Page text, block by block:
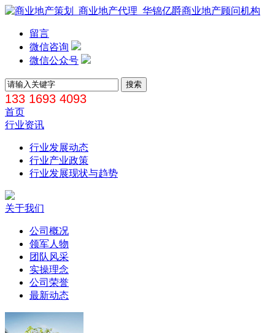
留言
微信咨询
微信公众号
133 1693 4093
首页
行业资讯
行业发展动态
行业产业政策
行业发展现状与趋势
关于我们
公司概况
领军人物
团队风采
实操理念
公司荣誉
最新动态